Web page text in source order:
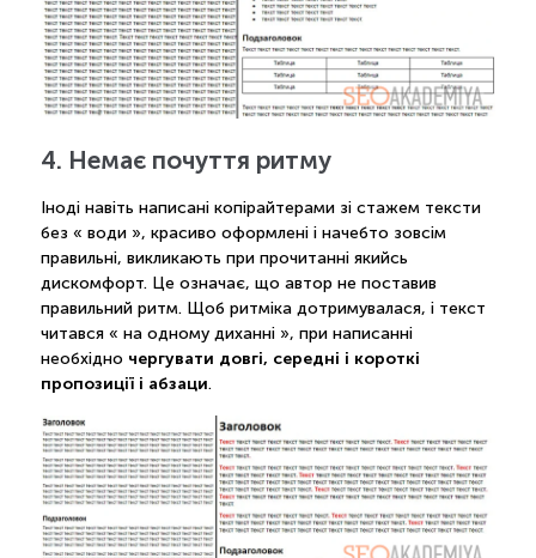
4. Немає почуття ритму
Іноді навіть написані копірайтерами зі стажем тексти
без « води », красиво оформлені і начебто зовсім
правильні, викликають при прочитанні якийсь
дискомфорт. Це означає, що автор не поставив
правильний ритм. Щоб ритміка дотримувалася, і текст
читався « на одному диханні », при написанні
необхідно чергувати довгі, середні і короткі
пропозиції і абзаци.